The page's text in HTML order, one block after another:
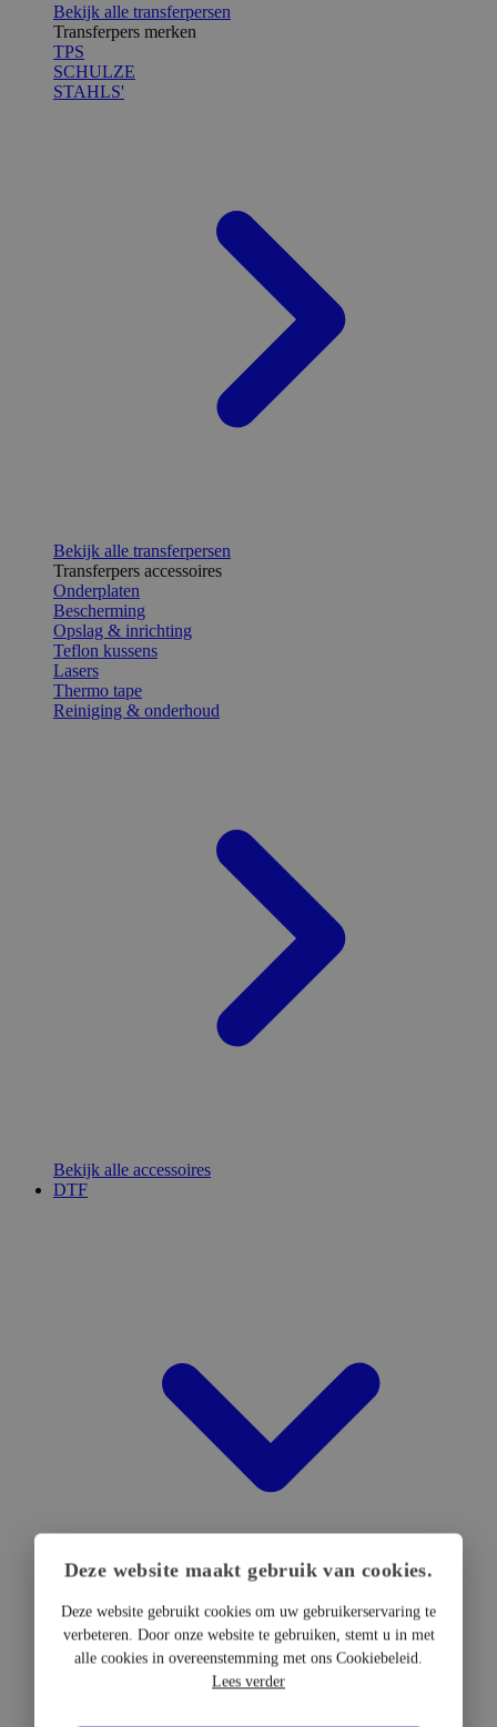
Bekijk alle transferpersen
Transferpers merken
TPS
SCHULZE
STAHLS'
Bekijk alle transferpersen
Transferpers accessoires
Onderplaten
Bescherming
Opslag & inrichting
Teflon kussens
Lasers
Thermo tape
Reiniging & onderhoud
Bekijk alle accessoires
DTF
DTF Hardware
DTF Printers
Deze website maakt gebruik van cookies.
Deze website gebruikt cookies om uw gebruikerservaring te
verbeteren. Door onze website te gebruiken, stemt u in met
alle cookies in overeenstemming met ons Cookiebeleid.
Lees verder